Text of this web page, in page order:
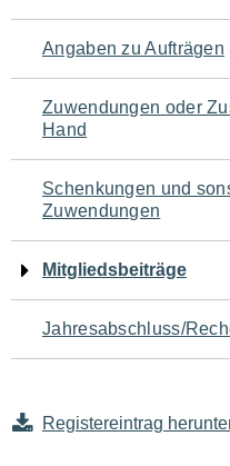
Angaben zu Aufträgen
Zuwendungen oder
Hand
Schenkungen und
Zuwendungen
Mitgliedsbeiträge
Jahresabschluss/
Registereintrag